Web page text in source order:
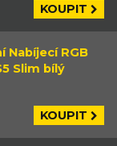
KOUPIT
Nabíjecí RGB
Slim bílý
KOUPIT